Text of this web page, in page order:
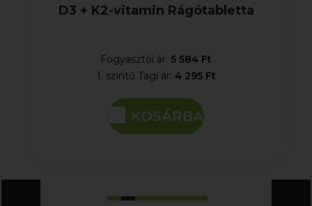
D3 + K2-vitamin Rágótabletta
Fogyasztói ár:5 584 Ft
1. szintű Tagi ár: 4 295 Ft
KOSÁRBA